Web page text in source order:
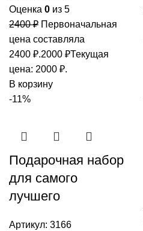
Оценка 0 из 5
2400₽ Первоначальная
цена составляла
2400 ₽.2000 ₽Текущая
цена: 2000 ₽.
В корзину
-11%
Подарочная набор
для самого
лучшего
Артикул: 3166